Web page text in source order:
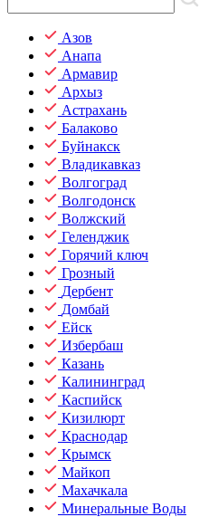
Азов
Анапа
Армавир
Архыз
Астрахань
Балаково
Буйнакск
Владикавказ
Волгоград
Волгодонск
Волжский
Геленджик
Горячий ключ
Грозный
Дербент
Домбай
Ейск
Избербаш
Казань
Калининград
Каспийск
Кизилюрт
Краснодар
Крымск
Майкоп
Махачкала
Минеральные Воды